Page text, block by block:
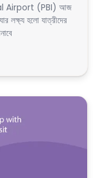
Airport (PBI) আজ
লক্ষ্য হলো যাত্রীদের